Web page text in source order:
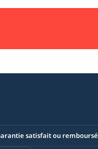
satisfait ou remboursé